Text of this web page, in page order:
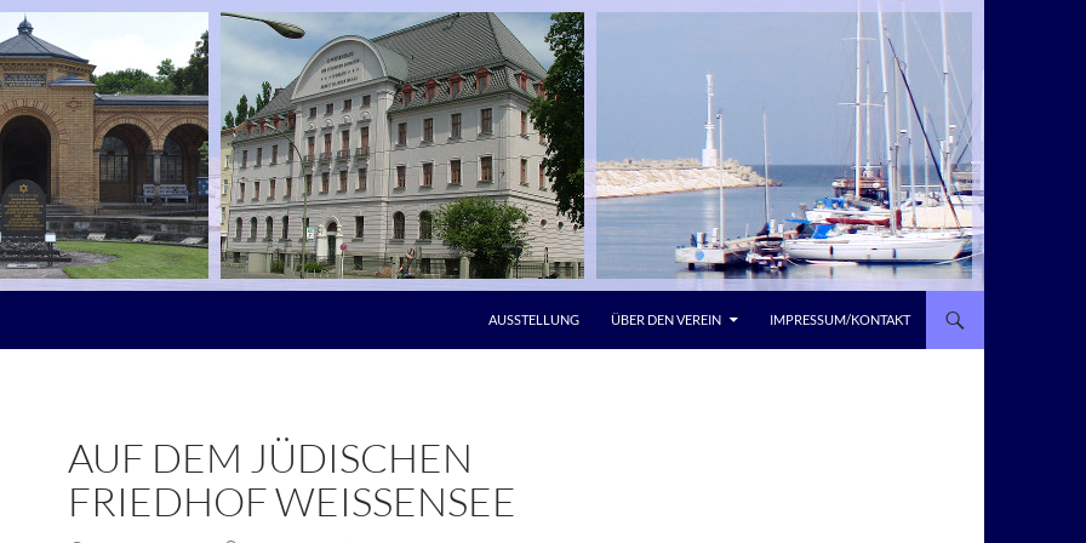
AUSSTELLUNG ÜBER DEN VEREIN IMPRESSUM/KONTAKT
AUF DEM JÜDISCHEN
FRIEDHOF WEISSENSEE